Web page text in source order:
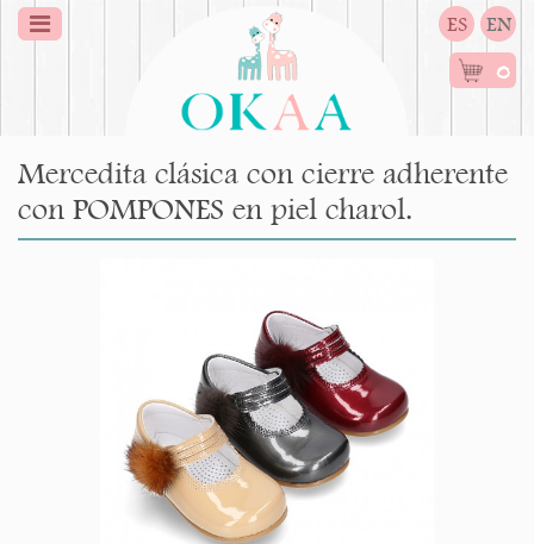
ES EN
0
Mercedita clásica con cierre adherente
con POMPONES en piel charol.